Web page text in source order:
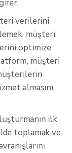
verilerini
müşteri
optimize
müşteri
almasını
ilk
toplamak ve